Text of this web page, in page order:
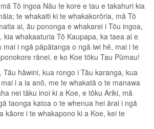
Tō ingoa Nāu te kore e tau e takahuri kia
te whakaiti ki te whakakorōria, mā Tō
ai, āu pononga e whakarei i Tōu ingoa,
kia whakaaturia Tō Kaupapa, ka taea ai e
mai i ngā pāpātanga o ngā iwi hē, mai i te
rānei. e ko Koe tōku Tau Pūmau!
Tāu hāwini, kua rongo i Tāu karanga, kua
i a ia anō, me te whakatā o te manawa
nei tāku inoi ki a Koe, e tōku Ariki, mā
taonga katoa o te whenua hei ārai i ngā
kāore i te whakapono ki a Koe, kei te